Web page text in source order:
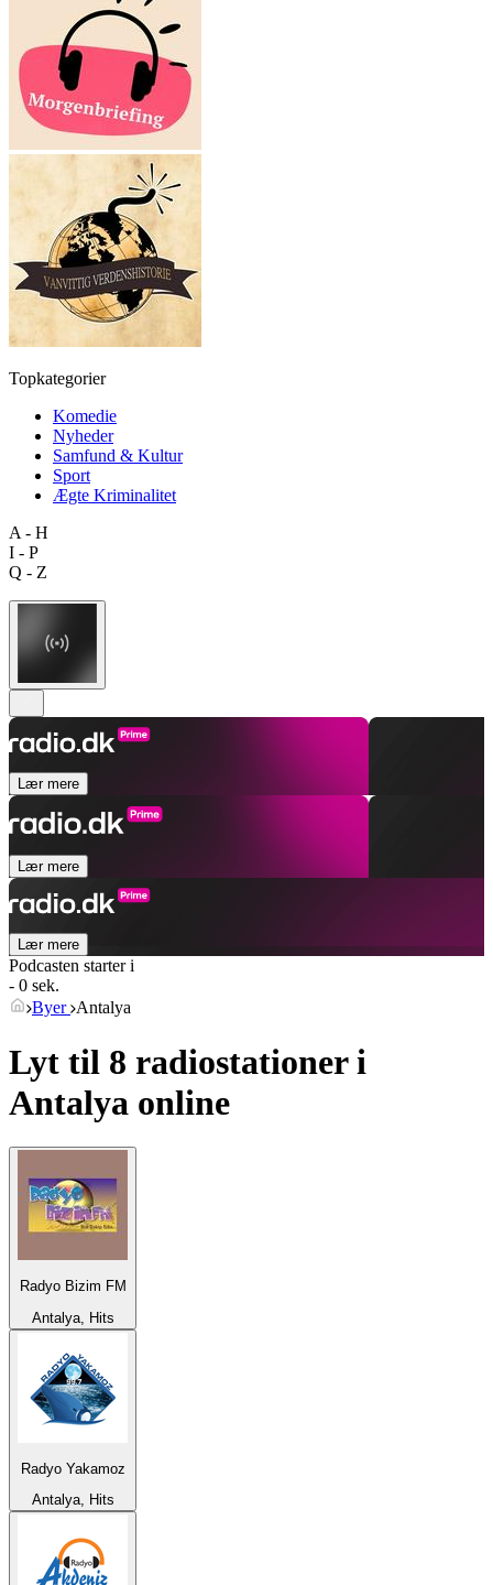
Topkategorier
Komedie
Nyheder
Samfund & Kultur
Sport
Ægte Kriminalitet
A - H
I - P
Q - Z
Lær mere
Lær mere
Lær mere
Podcasten starter i
- 0 sek.
Byer Antalya
Lyt til 8 radiostationer i
Antalya online
Radyo Bizim FM
Antalya, Hits
Radyo Yakamoz
Antalya, Hits